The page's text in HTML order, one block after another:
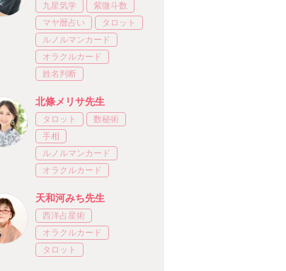
九星気学
紫微斗数
マヤ暦占い
タロット
ルノルマンカード
オラクルカード
姓名判断
北條メリサ先生
タロット
数秘術
手相
ルノルマンカード
オラクルカード
天和河みち先生
西洋占星術
オラクルカード
タロット